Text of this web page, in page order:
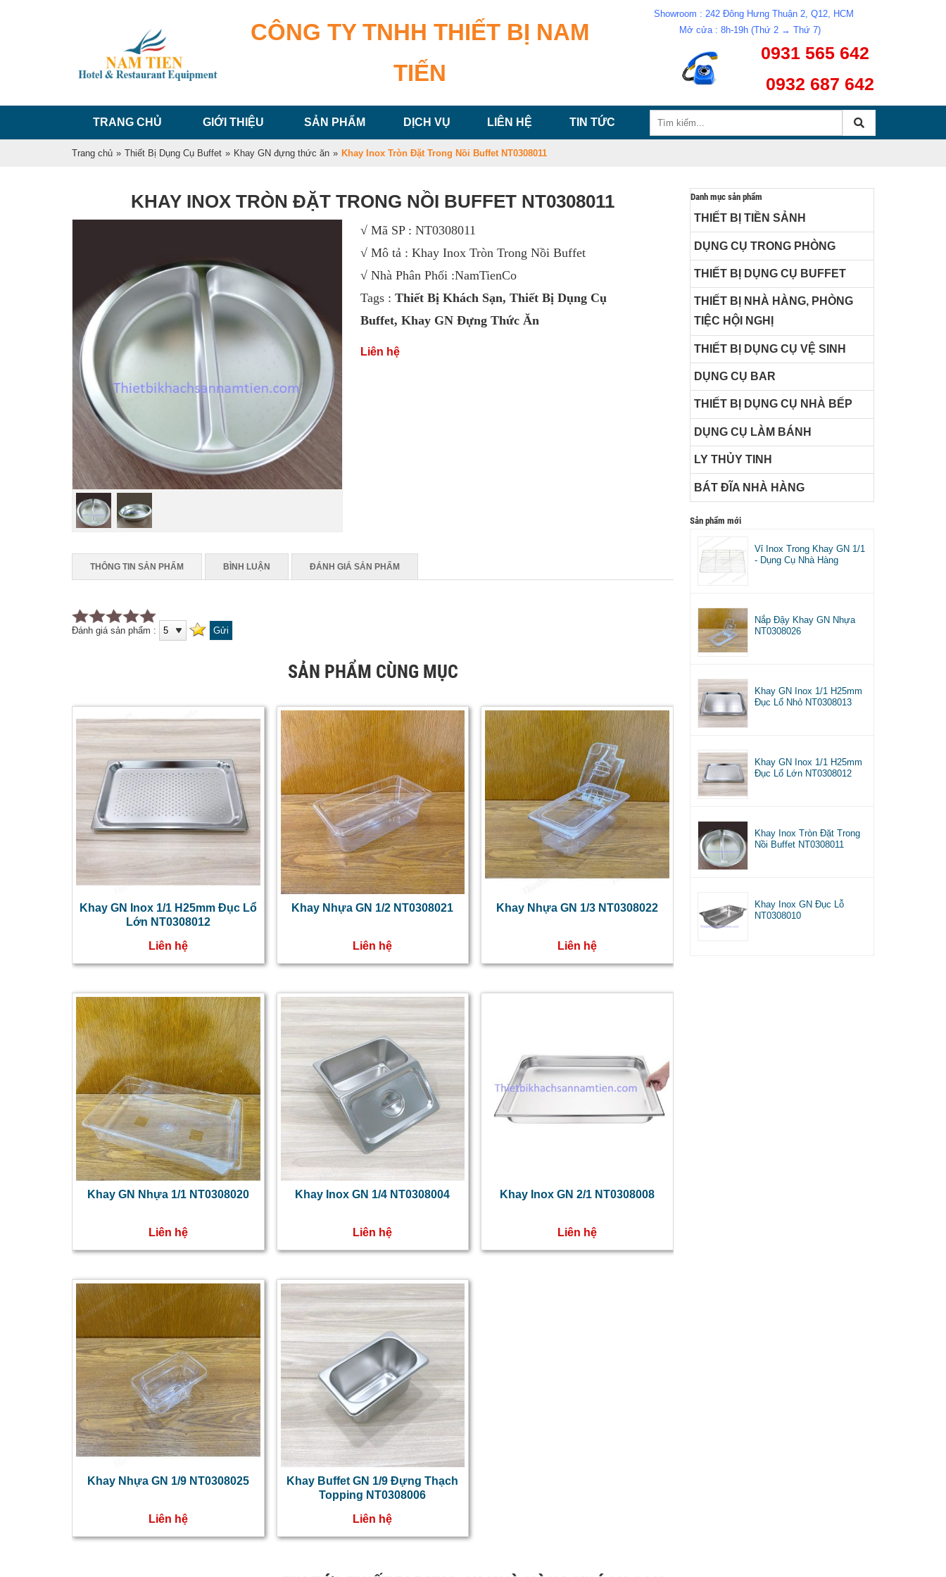
CÔNG TY TNHH THIẾT BỊ NAM
TIẾN
Showroom : 242 Đông Hưng Thuận 2, Q12, HCM
Mở cửa : 8h-19h (Thứ 2 → Thứ 7)
0931 565 642
0932 687 642
TRANG CHỦ GIỚI THIỆU SẢN PHẨM DỊCH VỤ LIÊN HỆ TIN TỨC
Trang chủ » Thiết Bị Dụng Cụ Buffet » Khay GN đựng thức ăn » Khay Inox Tròn Đặt Trong Nồi Buffet NT0308011
KHAY INOX TRÒN ĐẶT TRONG NỒI BUFFET NT0308011
√ Mã SP : NT0308011
√ Mô tả : Khay Inox Tròn Trong Nồi Buffet
√ Nhà Phân Phối :NamTienCo
Tags :Thiết Bị Khách Sạn,Thiết Bị Dụng Cụ
Buffet,Khay GN Đựng Thức Ăn
Liên hệ
THÔNG TIN SẢN PHẨM BÌNH LUẬN ĐÁNH GIÁ SẢN PHẨM
Đánh giá sản phẩm :
SẢN PHẨM CÙNG MỤC
Khay GN Inox 1/1 H25mm Đục Lổ
Lớn NT0308012
Liên hệ
Khay Nhựa GN 1/2 NT0308021
Liên hệ
Khay Nhựa GN 1/3 NT0308022
Liên hệ
Khay GN Nhựa 1/1 NT0308020
Liên hệ
Khay Inox GN 1/4 NT0308004
Liên hệ
Khay Inox GN 2/1 NT0308008
Liên hệ
Khay Nhựa GN 1/9 NT0308025
Liên hệ
Khay Buffet GN 1/9 Đựng Thạch
Topping NT0308006
Liên hệ
Danh mục sản phẩm
THIẾT BỊ TIỀN SẢNH
DỤNG CỤ TRONG PHÒNG
THIẾT BỊ DỤNG CỤ BUFFET
THIẾT BỊ NHÀ HÀNG, PHÒNG
TIỆC HỘI NGHỊ
THIẾT BỊ DỤNG CỤ VỆ SINH
DỤNG CỤ BAR
THIẾT BỊ DỤNG CỤ NHÀ BẾP
DỤNG CỤ LÀM BÁNH
LY THỦY TINH
BÁT ĐĨA NHÀ HÀNG
Sản phẩm mới
Vỉ Inox Trong Khay GN 1/1
- Dụng Cụ Nhà Hàng
Nắp Đậy Khay GN Nhựa
NT0308026
Khay GN Inox 1/1 H25mm
Đục Lổ Nhỏ NT0308013
Khay GN Inox 1/1 H25mm
Đục Lổ Lớn NT0308012
Khay Inox Tròn Đặt Trong
Nồi Buffet NT0308011
Khay Inox GN Đục Lỗ
NT0308010